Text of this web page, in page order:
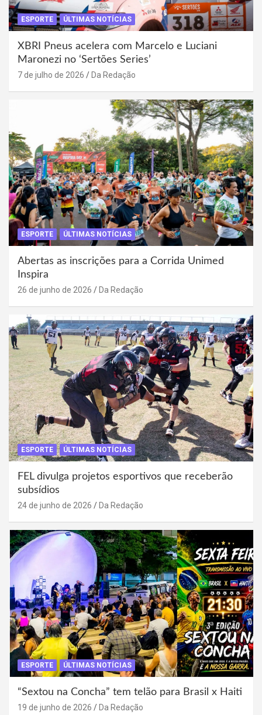
ESPORTE ÚLTIMAS NOTÍCIAS
XBRI Pneus acelera com Marcelo e Luciani
Maronezi no ‘Sertões Series’
7 de julho de 2026 Da Redação
ESPORTE ÚLTIMAS NOTÍCIAS
Abertas as inscrições para a Corrida Unimed
Inspira
26 de junho de 2026 Da Redação
ESPORTE ÚLTIMAS NOTÍCIAS
FEL divulga projetos esportivos que receberão
subsídios
24 de junho de 2026 Da Redação
ESPORTE ÚLTIMAS NOTÍCIAS
“Sextou na Concha” tem telão para Brasil x Haiti
19 de junho de 2026 Da Redação